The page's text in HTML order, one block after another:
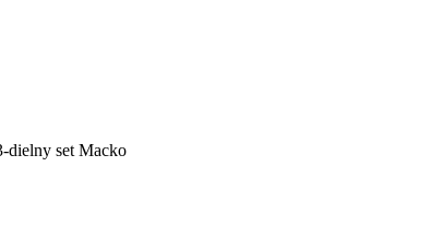
dielny set Macko